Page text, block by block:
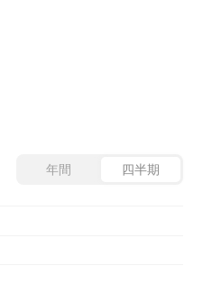
年間 四半期